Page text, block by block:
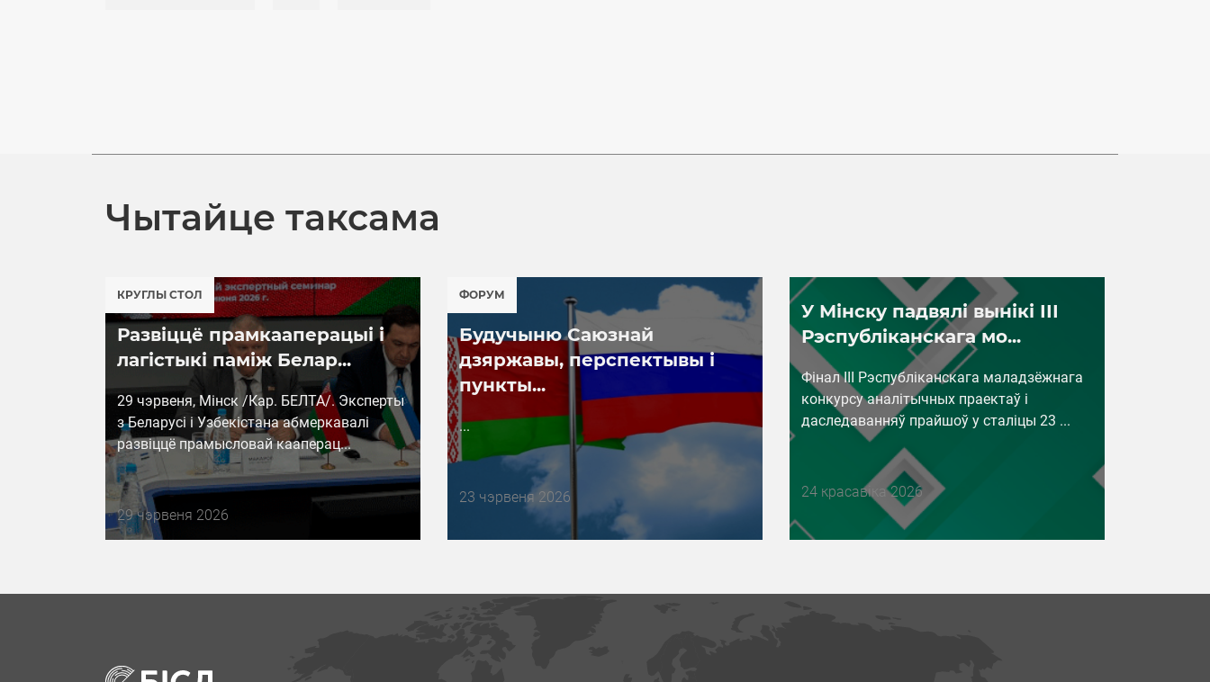
Чытайце таксама
КРУГЛЫ СТОЛ
Развіццё прамкааперацыі і
лагістыкі паміж Белар...
29 чэрвеня, Мінск /Кар. БЕЛТА/. Эксперты
з Беларусі і Узбекістана абмеркавалі
развіццё прамысловай кааперац...
Дата
публикации
29 чэрвеня 2026
ФОРУМ
Будучыню Саюзнай
дзяржавы, перспектывы і
пункты...
...
Дата
23 чэрвеня 2026
У Мінску падвялі вынікі ІІІ
Рэспубліканскага мо...
Фінал III Рэспубліканскага маладзёжнага
конкурсу аналітычных праектаў і
даследаванняў прайшоў у сталіцы 23 ...
Дата
24 красавіка 2026